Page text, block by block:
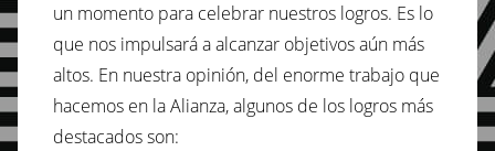
un momento para celebrar nuestros logros. Es lo
que nos impulsará a alcanzar objetivos aún más
altos. En nuestra opinión, del enorme trabajo que
hacemos en la Alianza, algunos de los logros más
destacados son: